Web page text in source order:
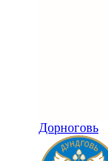
Дорноговь